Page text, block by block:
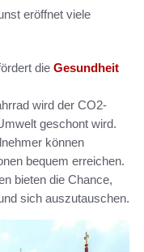
eröffnet viele
die Gesundheit
wird der CO2-
geschont wird.
können
bequem erreichen.
bieten die Chance,
sich auszutauschen.